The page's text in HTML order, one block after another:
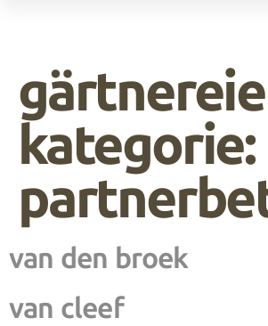
kategorie:
van den broek
van cleef